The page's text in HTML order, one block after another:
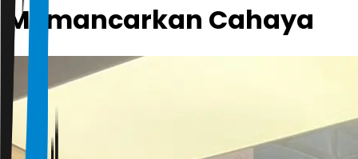
Memancarkan Cahaya